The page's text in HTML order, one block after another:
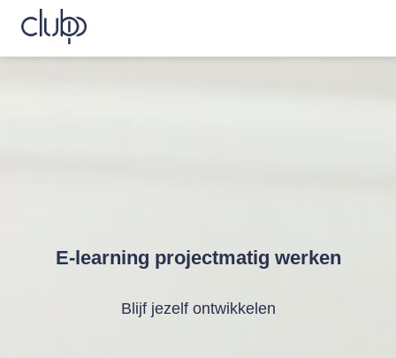
E-learning projectmatig werken
Blijf jezelf ontwikkelen